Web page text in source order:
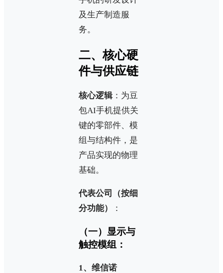
及生产制造服
务。
二、核心硬
件与供应链
核心逻辑：为豆
包AI手机提供关
键的零部件、模
组与结构件，是
产品实现的物理
基础。
代表公司（按细
分功能）
：
（一）显示与
触控模组：
1、维信诺